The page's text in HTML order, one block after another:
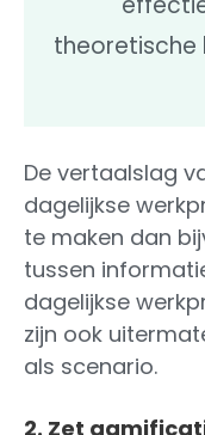
theoretische
De vertaalslag
dagelijkse
te maken dan
tussen
dagelijkse
zijn ook
als scenario.
2. Zet